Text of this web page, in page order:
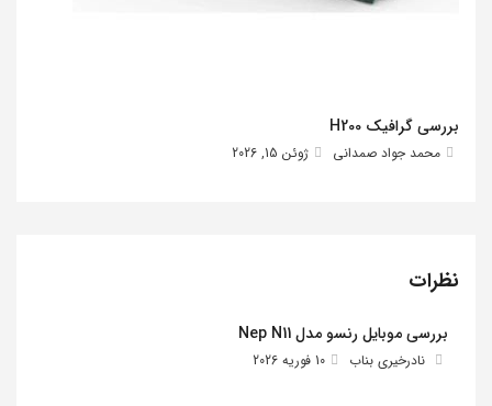
بررسی گرافیک H200
محمد جواد صمدانی ژوئن 15, 2026
نظرات
بررسی موبایل رنسو مدل Nep N11
نادرخیری بناب 10 فوریه 2026